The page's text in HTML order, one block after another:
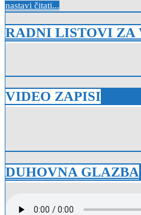
nastavi čitati...
RADNI LISTOVI ZA
VIDEO ZAPISI
DUHOVNA GLAZBA